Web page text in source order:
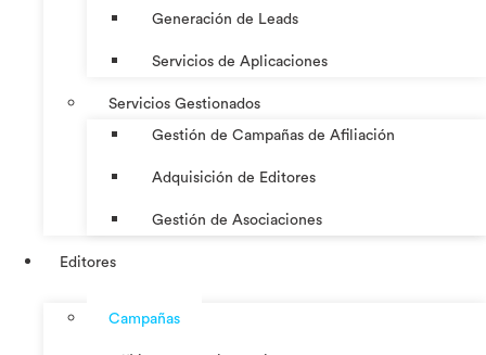
Generación de Leads
Servicios de Aplicaciones
Servicios Gestionados
Gestión de Campañas de Afiliación
Adquisición de Editores
Gestión de Asociaciones
Editores
Campañas